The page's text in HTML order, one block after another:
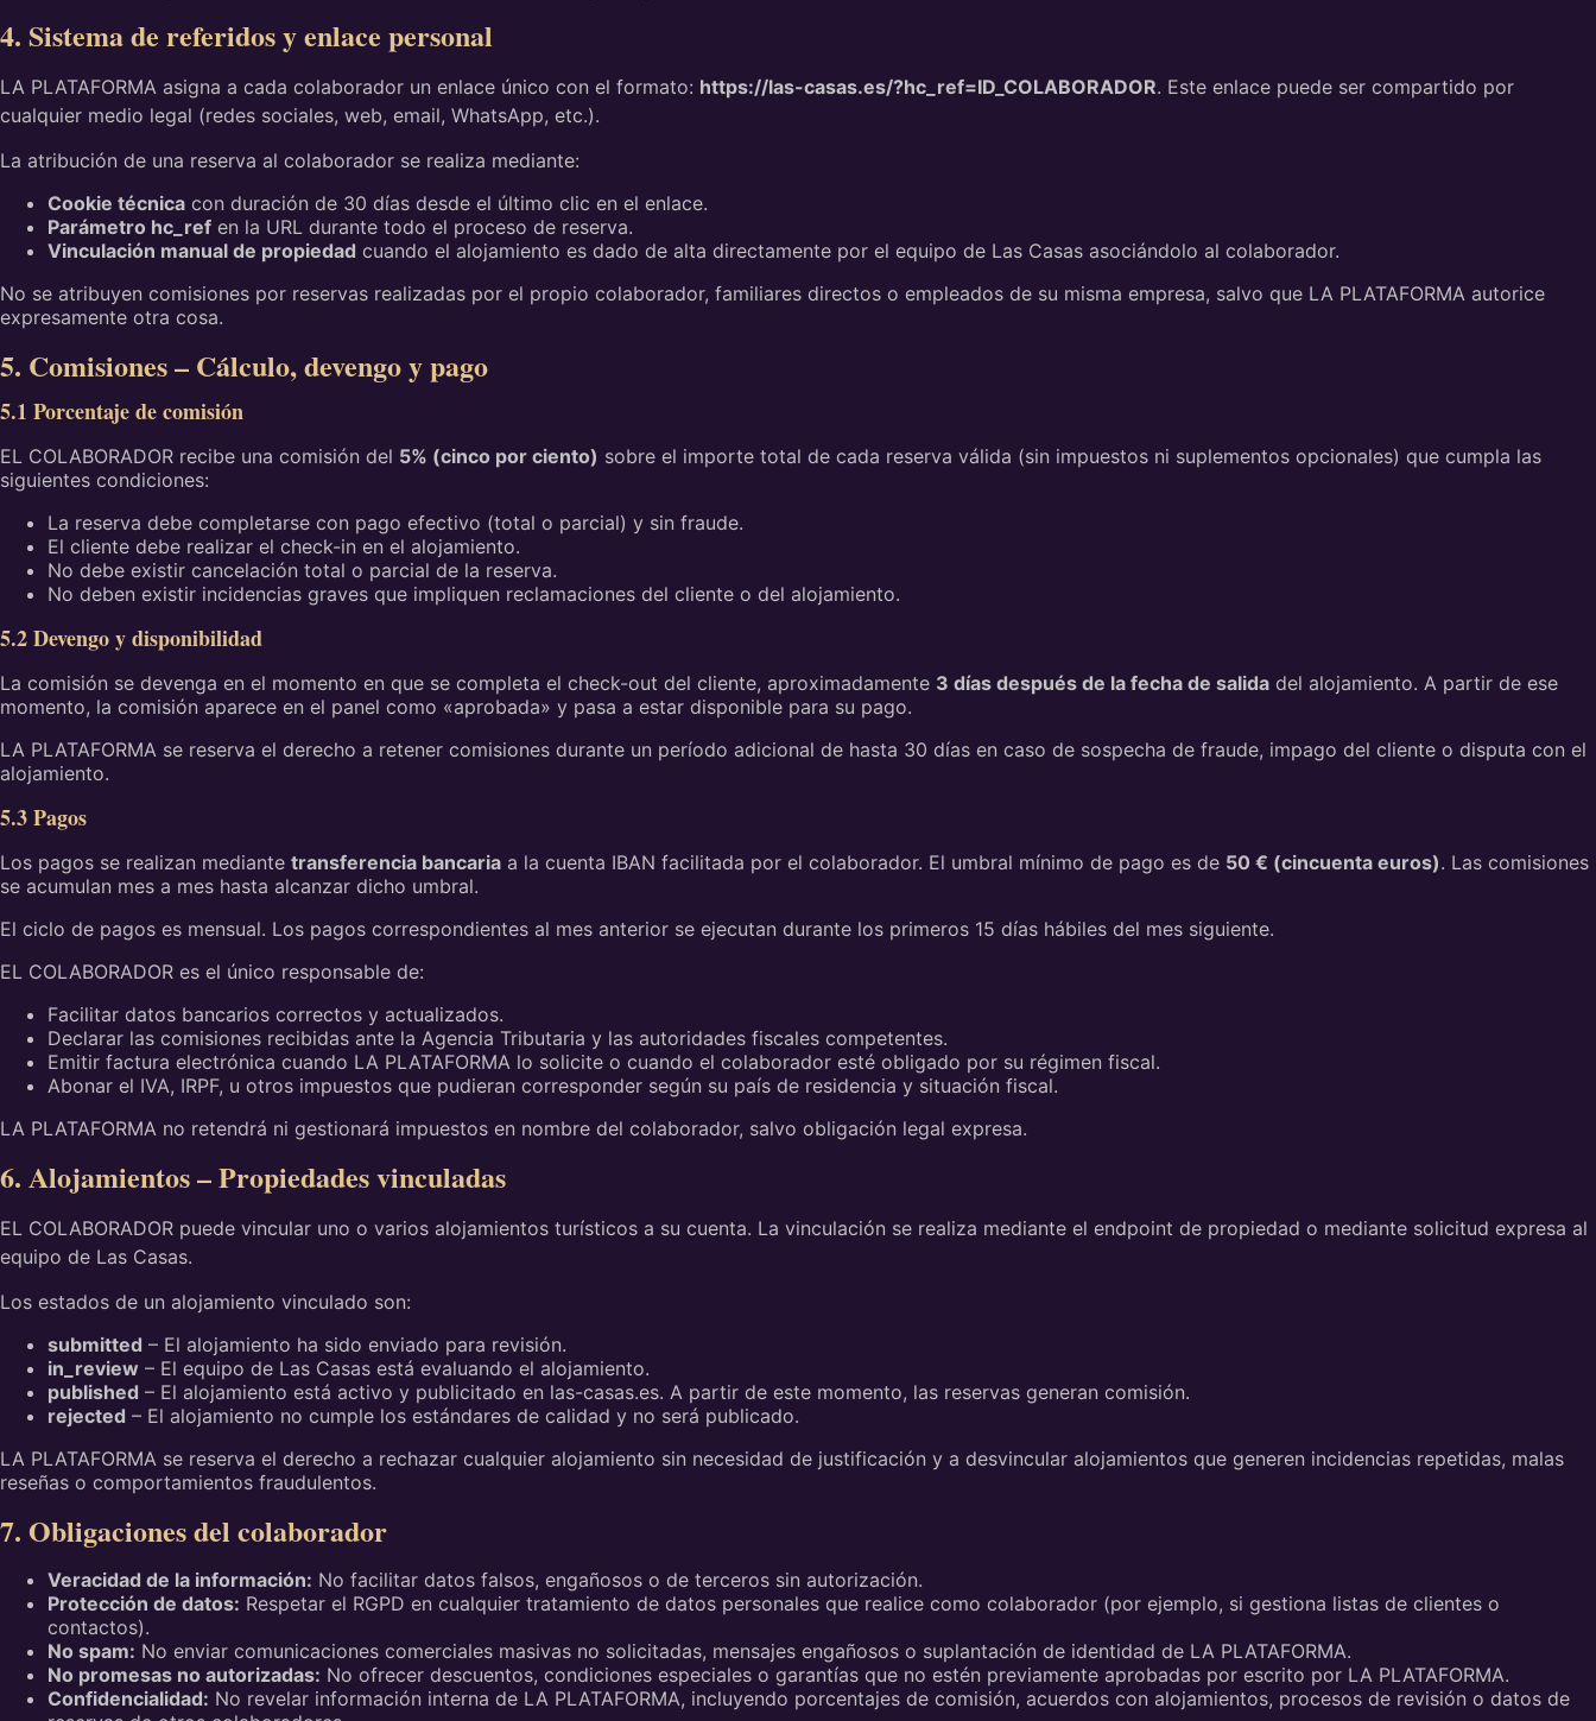
4. Sistema de referidos y enlace personal
LA PLATAFORMA asigna a cada colaborador un enlace único con el formato: https://las-casas.es/?hc_ref=ID_COLABORADOR. Este enlace puede ser compartido por
cualquier medio legal (redes sociales, web, email, WhatsApp, etc.).
La atribución de una reserva al colaborador se realiza mediante:
Cookie técnica con duración de 30 días desde el último clic en el enlace.
Parámetro hc_ref en la URL durante todo el proceso de reserva.
Vinculación manual de propiedad cuando el alojamiento es dado de alta directamente por el equipo de Las Casas asociándolo al colaborador.
No se atribuyen comisiones por reservas realizadas por el propio colaborador, familiares directos o empleados de su misma empresa, salvo que LA PLATAFORMA autorice
expresamente otra cosa.
5. Comisiones – Cálculo, devengo y pago
5.1 Porcentaje de comisión
EL COLABORADOR recibe una comisión del 5% (cinco por ciento) sobre el importe total de cada reserva válida (sin impuestos ni suplementos opcionales) que cumpla las
siguientes condiciones:
La reserva debe completarse con pago efectivo (total o parcial) y sin fraude.
El cliente debe realizar el check-in en el alojamiento.
No debe existir cancelación total o parcial de la reserva.
No deben existir incidencias graves que impliquen reclamaciones del cliente o del alojamiento.
5.2 Devengo y disponibilidad
La comisión se devenga en el momento en que se completa el check-out del cliente, aproximadamente 3 días después de la fecha de salida del alojamiento. A partir de ese
momento, la comisión aparece en el panel como «aprobada» y pasa a estar disponible para su pago.
LA PLATAFORMA se reserva el derecho a retener comisiones durante un período adicional de hasta 30 días en caso de sospecha de fraude, impago del cliente o disputa con el
alojamiento.
5.3 Pagos
Los pagos se realizan mediante transferencia bancaria a la cuenta IBAN facilitada por el colaborador. El umbral mínimo de pago es de 50 € (cincuenta euros). Las comisiones
se acumulan mes a mes hasta alcanzar dicho umbral.
El ciclo de pagos es mensual. Los pagos correspondientes al mes anterior se ejecutan durante los primeros 15 días hábiles del mes siguiente.
EL COLABORADOR es el único responsable de:
Facilitar datos bancarios correctos y actualizados.
Declarar las comisiones recibidas ante la Agencia Tributaria y las autoridades fiscales competentes.
Emitir factura electrónica cuando LA PLATAFORMA lo solicite o cuando el colaborador esté obligado por su régimen fiscal.
Abonar el IVA, IRPF, u otros impuestos que pudieran corresponder según su país de residencia y situación fiscal.
LA PLATAFORMA no retendrá ni gestionará impuestos en nombre del colaborador, salvo obligación legal expresa.
6. Alojamientos – Propiedades vinculadas
EL COLABORADOR puede vincular uno o varios alojamientos turísticos a su cuenta. La vinculación se realiza mediante el endpoint de propiedad o mediante solicitud expresa al
equipo de Las Casas.
Los estados de un alojamiento vinculado son:
submitted – El alojamiento ha sido enviado para revisión.
in_review – El equipo de Las Casas está evaluando el alojamiento.
published – El alojamiento está activo y publicitado en las-casas.es. A partir de este momento, las reservas generan comisión.
rejected – El alojamiento no cumple los estándares de calidad y no será publicado.
LA PLATAFORMA se reserva el derecho a rechazar cualquier alojamiento sin necesidad de justificación y a desvincular alojamientos que generen incidencias repetidas, malas
reseñas o comportamientos fraudulentos.
7. Obligaciones del colaborador
Veracidad de la información: No facilitar datos falsos, engañosos o de terceros sin autorización.
Protección de datos: Respetar el RGPD en cualquier tratamiento de datos personales que realice como colaborador (por ejemplo, si gestiona listas de clientes o
contactos).
No spam: No enviar comunicaciones comerciales masivas no solicitadas, mensajes engañosos o suplantación de identidad de LA PLATAFORMA.
No promesas no autorizadas: No ofrecer descuentos, condiciones especiales o garantías que no estén previamente aprobadas por escrito por LA PLATAFORMA.
Confidencialidad: No revelar información interna de LA PLATAFORMA, incluyendo porcentajes de comisión, acuerdos con alojamientos, procesos de revisión o datos de